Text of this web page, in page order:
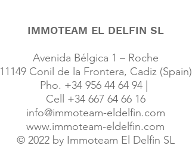
IMMOTEAM EL DELFIN SL
Avenida Bélgica 1 – Roche
11149 Conil de la Frontera, Cadiz (Spain)
Pho. +34 956 44 64 94 |
Cell +34 667 64 66 16
info@immoteam-eldelfin.com
www.immoteam-eldelfin.com
©2022 by Immoteam El Delfin SL
© Immoteam El Delfin S.L.